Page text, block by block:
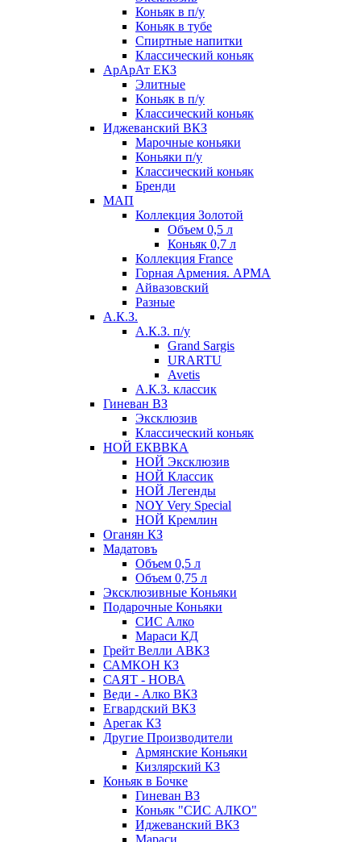
Коньяк в п/у
Коньяк в тубе
Спиртные напитки
Классический коньяк
АрАрАт ЕКЗ
Элитные
Коньяк в п/у
Классический коньяк
Иджеванский ВКЗ
Марочные коньяки
Коньяки п/у
Классический коньяк
Бренди
МАП
Коллекция Золотой
Объем 0,5 л
Коньяк 0,7 л
Коллекция France
Горная Армения. АРМА
Айвазовский
Разные
А.К.З.
А.К.З. п/у
Grand Sargis
URARTU
Avetis
А.К.З. классик
Гиневан ВЗ
Эксклюзив
Классический коньяк
НОЙ ЕКВВКА
НОЙ Эксклюзив
НОЙ Классик
НОЙ Легенды
NOY Very Speсial
НОЙ Кремлин
Оганян КЗ
Мадатовъ
Объем 0,5 л
Объем 0,75 л
Эксклюзивные Коньяки
Подарочные Коньяки
СИС Алко
Мараси КД
Грейт Велли АВКЗ
САМКОН КЗ
САЯТ - НОВА
Веди - Алко ВКЗ
Егвардский ВКЗ
Арегак КЗ
Другие Производители
Армянские Коньяки
Кизлярский КЗ
Коньяк в Бочке
Гиневан ВЗ
Коньяк "СИС АЛКО"
Иджеванский ВКЗ
Мараси